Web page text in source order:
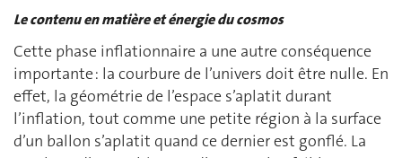
Le contenu en matière et énergie du cosmos
Cette phase inflationnaire a une autre conséquence
importante : la courbure de l’univers doit être nulle. En
effet, la géométrie de l’espace s’aplatit durant
l’inflation, tout comme une petite région à la surface
d’un ballon s’aplatit quand ce dernier est gonflé. La